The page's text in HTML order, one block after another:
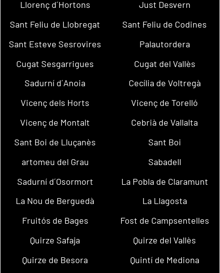
Llorenç d´Hortons
Just Desvern
Sant Feliu de Llobregat
Sant Feliu de Codines
Sant Esteve Sesrovires
Palautordera
Cugat Sesgarrigues
Cugat del Vallès
Sadurní d´Anoia
Cecília de Voltregà
Vicenç dels Horts
Vicenç de Torelló
Vicenç de Montalt
Cebrià de Vallalta
Sant Boi de Lluçanès
Sant Boi
artomeu del Grau
Sabadell
Sadurní d´Osormort
La Pobla de Claramunt
La Nou de Berguedà
La Llagosta
Fruitós de Bages
Fost de Campsentelles
Quirze Safaja
Quirze del Vallès
Quirze de Besora
Quintí de Mediona